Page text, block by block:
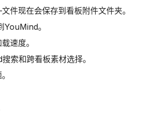
现在会保存到看板附件文件夹。
。
速度。
索和跨看板素材选择。